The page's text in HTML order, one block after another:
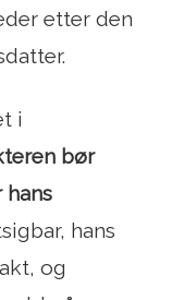
etter den
i
bør
hans
og